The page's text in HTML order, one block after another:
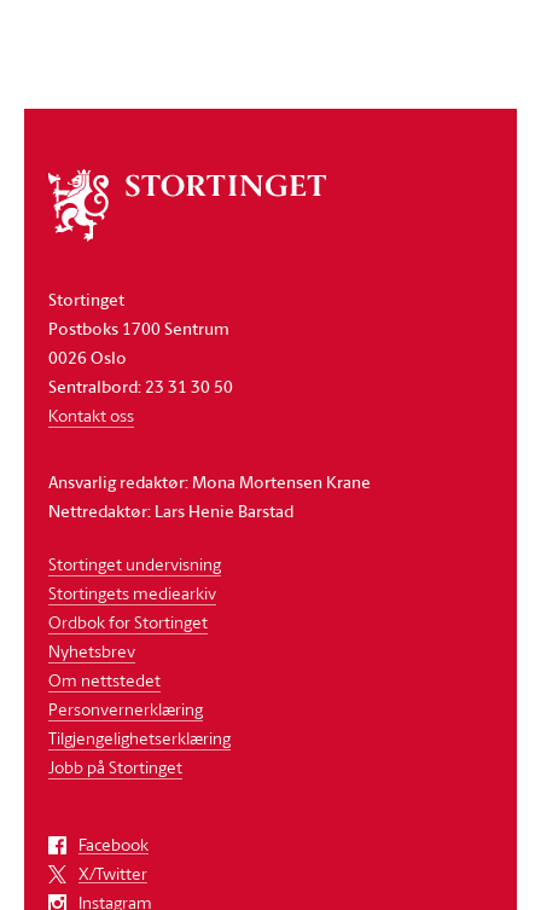
Om
stortinget
Stortinget
Postboks 1700 Sentrum
0026 Oslo
Sentralbord: 23 31 30 50
Kontakt oss
Ansvarlig redaktør: Mona Mortensen Krane
Nettredaktør: Lars Henie Barstad
Stortinget undervisning
Stortingets mediearkiv
Ordbok for Stortinget
Nyhetsbrev
Om nettstedet
Personvernerklæring
Tilgjengelighetserklæring
Jobb på Stortinget
Facebook
X/Twitter
Instagram